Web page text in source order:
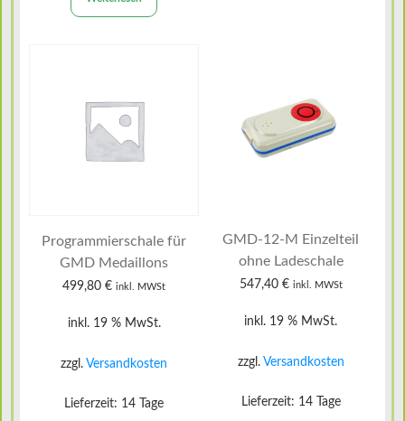
Programmierschale für
GMD Medaillons
499,80€ inkl. MWSt
inkl. 19 % MwSt.
zzgl.Versandkosten
Lieferzeit: 14 Tage
GMD-12-M Einzelteil
ohne Ladeschale
547,40 € inkl. MWSt
inkl. 19 % MwSt.
zzgl. Versandkosten
Lieferzeit: 14 Tage